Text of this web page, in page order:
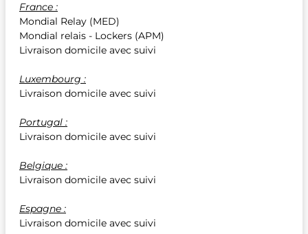
France :
Mondial Relay (MED)
Mondial relais - Lockers (APM)
Livraison domicile avec suivi
Luxembourg :
Livraison domicile avec suivi
Portugal :
Livraison domicile avec suivi
Belgique :
Livraison domicile avec suivi
Espagne :
Livraison domicile avec suivi